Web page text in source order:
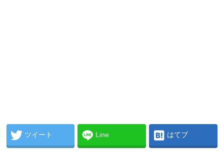
ツイート Line はてブ